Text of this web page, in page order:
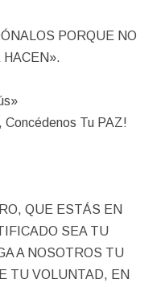
PORQUE NO
HACEN».
Concédenos Tu PAZ!
QUE ESTÁS EN
SEA TU
A NOSOTROS TU
TU VOLUNTAD, EN